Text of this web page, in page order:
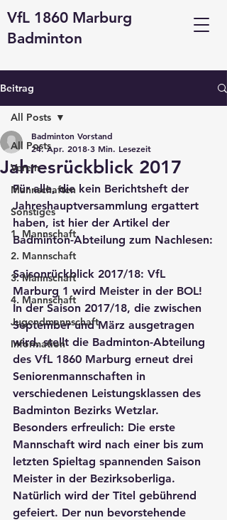
VfL 1860 Marburg
Badminton
Beitrag
All Posts
Verein
Mannschaften
Sonstiges
1. Mannschaft
2. Mannschaft
3. Mannschaft
4. Mannschaft
Jugendmannschaft
Information
All Posts
Jahresrückblick 2017
Badminton Vorstand
24. Apr. 2018 3 Min. Lesezeit
Für alle, die kein Berichtsheft der
Jahreshauptversammlung ergattert
haben, ist hier der Artikel der
Badminton-Abteilung zum Nachlesen:
Saisonrückblick 2017/18: VfL
Marburg 1 wird Meister in der BOL!
In der Saison 2017/18, die zwischen
September und März ausgetragen
wird, stellt die Badminton-Abteilung
des VfL 1860 Marburg erneut drei
Seniorenmannschaften in
verschiedenen Leistungsklassen des
Badminton Bezirks Wetzlar.
Besonders erfreulich: Die erste
Mannschaft wird nach einer bis zum
letzten Spieltag spannenden Saison
Meister in der Bezirksoberliga.
Natürlich wird der Titel gebührend
gefeiert. Der nun bevorstehende